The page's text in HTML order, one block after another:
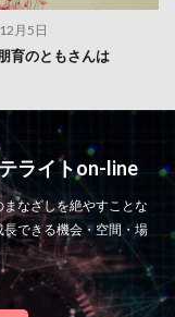
月5日
育のともさんは
ライトon-line
なざしを絶やすことな
できる機会・空間・場